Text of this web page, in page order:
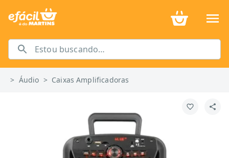
> Áudio > Caixas Amplificadoras